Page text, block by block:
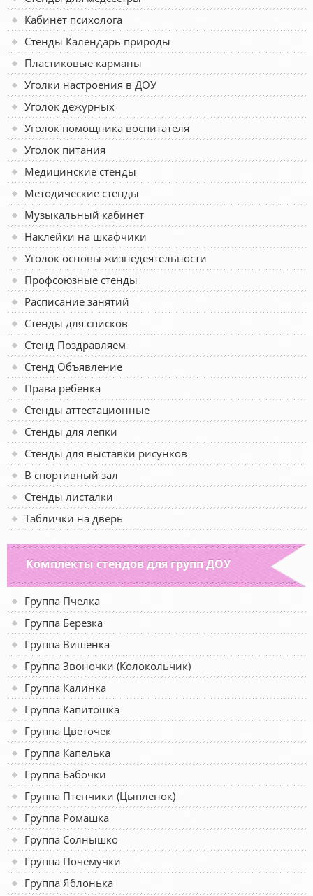
Кабинет психолога
Стенды Календарь природы
Пластиковые карманы
Уголки настроения в ДОУ
Уголок дежурных
Уголок помощника воспитателя
Уголок питания
Медицинские стенды
Методические стенды
Музыкальный кабинет
Наклейки на шкафчики
Уголок основы жизнедеятельности
Профсоюзные стенды
Расписание занятий
Стенды для списков
Стенд Поздравляем
Стенд Объявление
Права ребенка
Стенды аттестационные
Стенды для лепки
Стенды для выставки рисунков
В спортивный зал
Стенды листалки
Таблички на дверь
Комплекты стендов для групп ДОУ
Группа Пчелка
Группа Березка
Группа Вишенка
Группа Звоночки (Колокольчик)
Группа Калинка
Группа Капитошка
Группа Цветочек
Группа Капелька
Группа Бабочки
Группа Птенчики (Цыпленок)
Группа Ромашка
Группа Солнышко
Группа Почемучки
Группа Яблонька